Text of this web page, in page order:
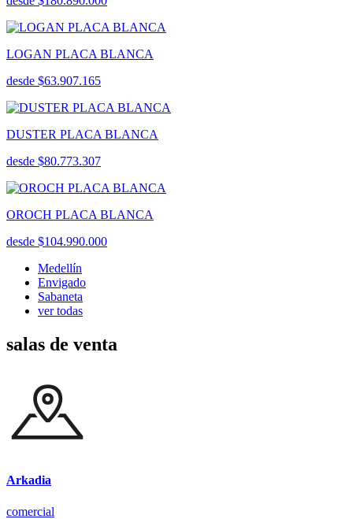
LOGAN PLACA BLANCA
desde $63.907.165
DUSTER PLACA BLANCA
desde $80.773.307
OROCH PLACA BLANCA
desde $104.990.000
Medellín
Envigado
Sabaneta
ver todas
salas de venta
Arkadia
comercial